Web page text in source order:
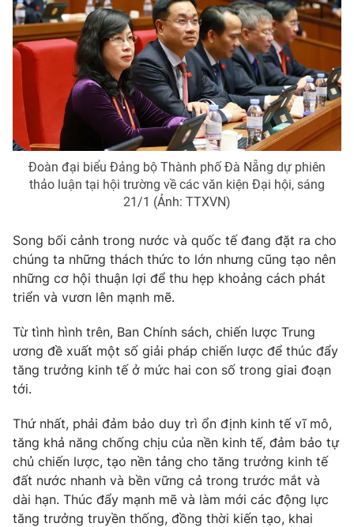
Phó Tổng Biên tập:Nguyễn Thị Mỹ Hạnh, Phạm Quốc Thắng,
Nguyễn Trọng Ninh
Tổng đài VTV:024.38 355 931 - 024.38 355 932
Ðiện thoại Thời báo VTV:024.66 897 897
Email:
toasoan@vtv.vn
Liên hệ quảng cáo:024-7300.7108
® Cấm sao chép dưới mọi hình thức nếu không có sự chấp
thuận bằng văn bản. Ghi rõ nguồn VTV.vn khi phát hành lại
thông tin từ website này.
Đoàn đại biểu Đảng bộ Thành phố Đà Nẵng dự phiên
thảo luận tại hội trường về các văn kiện Đại hội, sáng
21/1 (Ảnh: TTXVN)
Song bối cảnh trong nước và quốc tế đang đặt ra cho
chúng ta những thách thức to lớn nhưng cũng tạo nên
những cơ hội thuận lợi để thu hẹp khoảng cách phát
triển và vươn lên mạnh mẽ.
Từ tình hình trên, Ban Chính sách, chiến lược Trung
ương đề xuất một số giải pháp chiến lược để thúc đẩy
tăng trưởng kinh tế ở mức hai con số trong giai đoạn
tới.
Thứ nhất, phải đảm bảo duy trì ổn định kinh tế vĩ mô,
tăng khả năng chống chịu của nền kinh tế, đảm bảo tự
chủ chiến lược, tạo nền tảng cho tăng trưởng kinh tế
đất nước nhanh và bền vững cả trong trước mắt và
dài hạn. Thúc đẩy mạnh mẽ và làm mới các động lực
tăng trưởng truyền thống, đồng thời kiến tạo, khai